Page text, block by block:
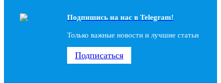
Подпишись на наc в Telegram!
Только важные новости и лучшие статьи
Подписаться